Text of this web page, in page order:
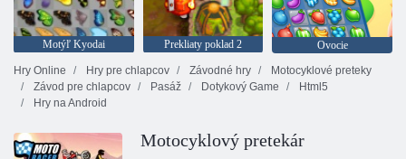
Motýľ Kyodai Prekliaty poklad 2
Ovocie
Hry Online
Hry pre chlapcov Závodné hry
Motocyklové preteky
Závod pre chlapcov
Pasáž Dotykový Game
Html5
Hry na Android
Motocyklový pretekár